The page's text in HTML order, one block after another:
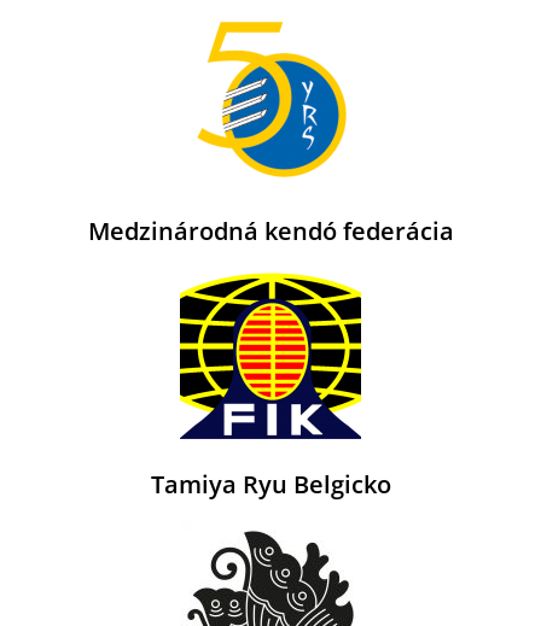
Medzinárodná kendó federácia
Tamiya Ryu Belgicko